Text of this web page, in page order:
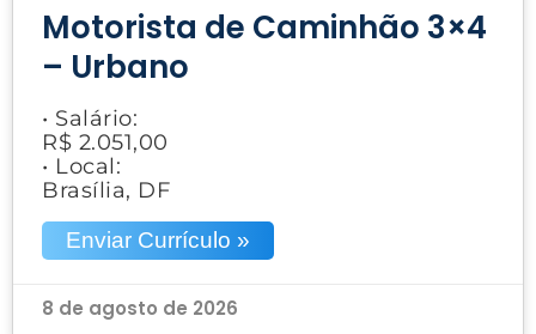
Motorista de Caminhão 3×4
– Urbano
• Salário:
R$ 2.051,00
• Local:
Brasília, DF
Enviar Currículo »
8 de agosto de 2026